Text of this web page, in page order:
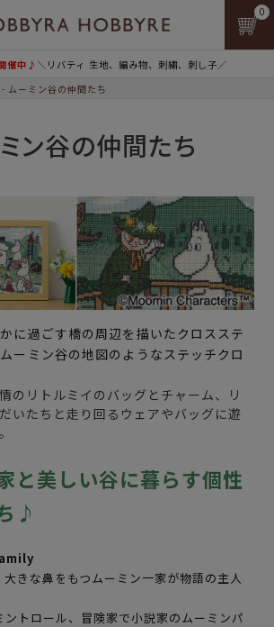
催中♪＼リバティ 生地、編み物、刺繍、刺し子／
0
ムーミン谷の仲間たち
ン谷の仲間たち
に過ごす橋の周辺を描いたクロスステ
ーミン谷の地図のようなステッチクロ
のリトルミイのバッグとチャーム、リ
いたちと走り回るウェアやバッグに遊
と美しい谷に暮らす個性
♪
きな鼻をもつムーミン一家が物語の主人
トロール、冒険家で小説家のムーミンパ